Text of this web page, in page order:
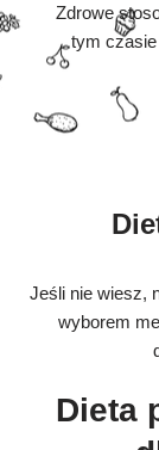
Zdrowe
tym
Jeśli nie wiesz,
wyborem
Dieta